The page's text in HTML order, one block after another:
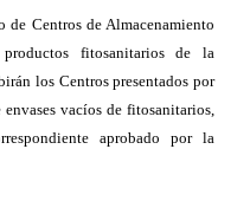
Centros de Almacenamiento
fitosanitarios de la
los Centros presentados por
vacíos de fitosanitarios,
aprobado por la